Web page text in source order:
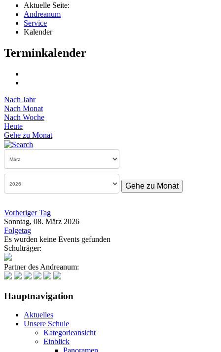
Aktuelle Seite:
Andreanum
Service
Kalender
Terminkalender
Nach Jahr
Nach Monat
Nach Woche
Heute
Gehe zu Monat
Gehe zu Monat
Vorheriger Tag
Sonntag, 08. März 2026
Folgetag
Es wurden keine Events gefunden
Schulträger:
Partner des Andreanum:
Hauptnavigation
Aktuelles
Unsere Schule
Kategorieansicht
Einblick